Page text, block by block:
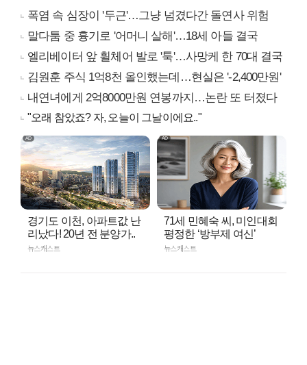
폭염 속 심장이 '두근'…그냥 넘겼다간 돌연사 위험
말다툼 중 흉기로 '어머니 살해'…18세 아들 결국
엘리베이터 앞 휠체어 발로 '툭'…사망케 한 70대 결국
김원훈 주식 1억8천 올인했는데…현실은 '-2,400만원'
내연녀에게 2억8000만원 연봉까지…논란 또 터졌다
"오래 참았죠? 자, 오늘이 그날이에요.."
경기도 이천, 아파트값 난
리났다! 20년 전 분양가..
뉴스캐스트
71세 민혜숙 씨, 미인대회
평정한 ‘방부제 여신’
뉴스캐스트